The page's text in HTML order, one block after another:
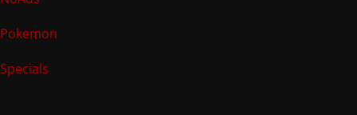
Pokemon
Specials